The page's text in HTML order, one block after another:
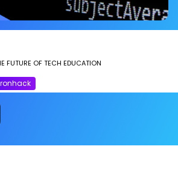
FUTURE OF TECH EDUCATION